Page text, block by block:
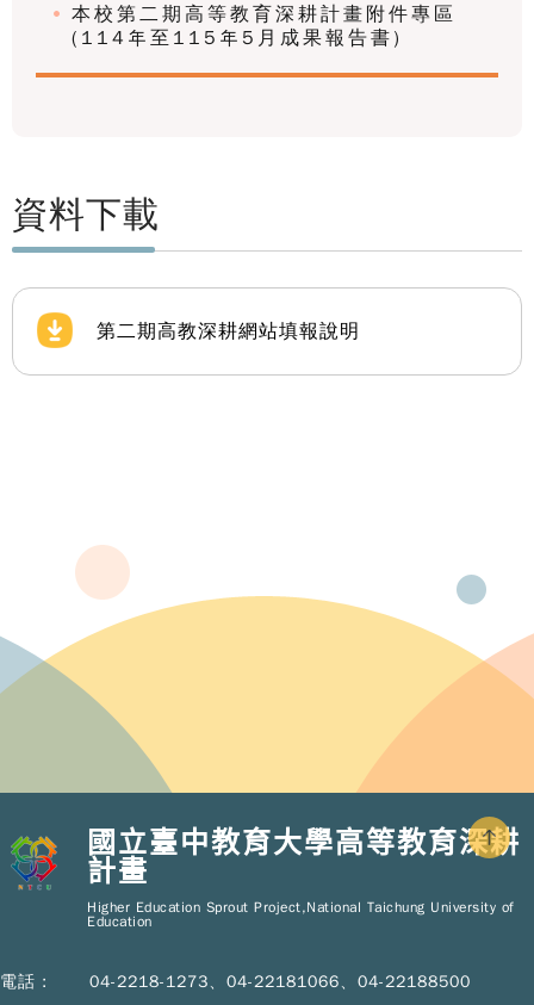
本校第二期高等教育深耕計畫附件專區
(114年至115年5月成果報告書)
資料下載
第二期高教深耕網站填報說明
國立臺中教育大學高等教育深耕
計畫
Higher Education Sprout Project,National Taichung University of
Education
電話 : 04-2218-1273、04-22181066、04-22188500